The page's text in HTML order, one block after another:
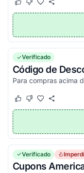
Este cupom funcionou
Este cupom não
Verificado
Código de
Este cupom funcionou
Este cupom não
Verificado
Cupons